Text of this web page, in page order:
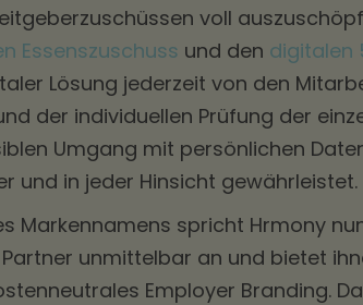
voll
Essenszuschuss und den digitalen
Lösung jederzeit von den
der individuellen Prüfung der
Umgang mit persönlichen
und in jeder Hinsicht gewährleistet.
Markennamens spricht Hrmony
unmittelbar an und bietet
Employer Branding.